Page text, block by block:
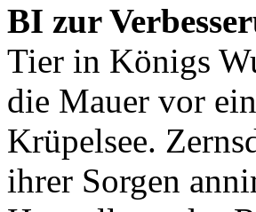
BI zur
Tier in Königs
die Mauer vor
Krüpelsee.
ihrer Sorgen